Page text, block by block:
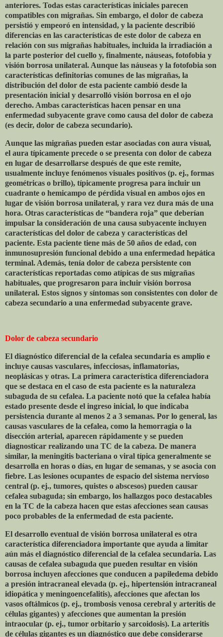
anteriores. Todas estas características iniciales parecen
compatibles con migrañas. Sin embargo, el dolor de cabeza
persistió y empeoró en intensidad, y la paciente describió
diferencias en las características de este dolor de cabeza en
relación con sus migrañas habituales, incluida la irradiación a
la parte posterior del cuello y, finalmente, náuseas, fotofobia y
visión borrosa unilateral. Aunque las náuseas y la fotofobia son
características definitorias comunes de las migrañas, la
distribución del dolor de esta paciente cambió desde la
presentación inicial y desarrolló visión borrosa en el ojo
derecho. Ambas características hacen pensar en una
enfermedad subyacente grave como causa del dolor de cabeza
(es decir, dolor de cabeza secundario).
Aunque las migrañas pueden estar asociadas con aura visual,
el aura típicamente precede o se presenta con dolor de cabeza
en lugar de desarrollarse después de que este remite,
usualmente incluye fenómenos visuales positivos (p. ej., formas
geométricas o brillo), típicamente progresa para incluir un
cuadrante o hemicampo de pérdida visual en ambos ojos en
lugar de visión borrosa unilateral, y rara vez dura más de una
hora. Otras características de “bandera roja” que deberían
impulsar la consideración de una causa subyacente incluyen
características del dolor de cabeza y características del
paciente. Esta paciente tiene más de 50 años de edad, con
inmunosupresión funcional debido a una enfermedad hepática
terminal. Además, tenía dolor de cabeza persistente con
características reportadas como atípicas de sus migrañas
habituales, que progresaron para incluir visión borrosa
unilateral. Estos signos y síntomas son consistentes con dolor de
cabeza secundario a una enfermedad subyacente grave.
Dolor de cabeza secundario
El diagnóstico diferencial de la cefalea secundaria es amplio e
incluye causas vasculares, infecciosas, inflamatorias,
neoplásicas y otras. La primera característica diferenciadora
que se destaca en el caso de esta paciente es la naturaleza
subaguda de su cefalea. La paciente notó que la cefalea había
estado presente desde el ingreso inicial, lo que indicaba
persistencia durante al menos 2 a 3 semanas. Por lo general, las
causas vasculares de la cefalea, como la hemorragia o la
disección arterial, aparecen rápidamente y se pueden
diagnosticar realizando una TC de la cabeza. De manera
similar, la meningitis bacteriana o viral típica generalmente se
desarrolla en horas o días, en lugar de semanas, y se asocia con
fiebre. Las lesiones ocupantes de espacio del sistema nervioso
central (p. ej., tumores, quistes o abscesos) pueden causar
cefalea subaguda; sin embargo, los hallazgos poco destacables
en la TC de la cabeza hacen que estas afecciones sean causas
poco probables de la enfermedad de esta paciente.
El desarrollo eventual de visión borrosa unilateral es otra
característica diferenciadora importante que ayuda a limitar
aún más el diagnóstico diferencial de la cefalea secundaria. Las
causas de cefalea subaguda que pueden resultar en visión
borrosa incluyen afecciones que conducen a papiledema debido
a presión intracraneal elevada (p. ej., hipertensión intracraneal
idiopática y meningoencefalitis), afecciones que afectan los
vasos oftálmicos (p. ej., trombosis venosa cerebral y arteritis de
células gigantes) y afecciones que aumentan la presión
intraocular (p. ej., tumor orbitario y sarcoidosis). La arteritis
de células gigantes es un diagnóstico que debe considerarse